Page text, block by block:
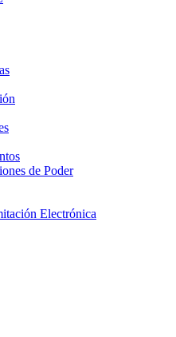
de Poder
Electrónica